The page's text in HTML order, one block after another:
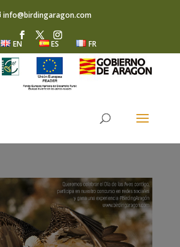
info@birdingaragon.com
EN ES FR